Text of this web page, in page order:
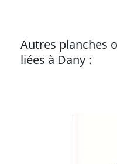
Autres planches
liées à Dany :